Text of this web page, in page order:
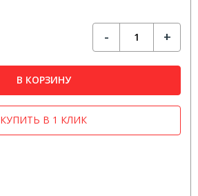
- +
В КОРЗИНУ
КУПИТЬ В 1 КЛИК